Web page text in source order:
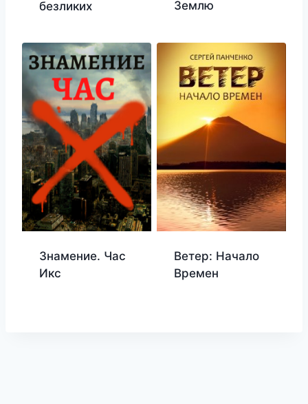
безликих
Землю
Знамение. Час
Икс
Ветер: Начало
Времен